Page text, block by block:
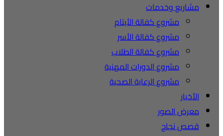
مشاريع وخدمات
مشروع كفالة الأيتام
مشروع كفالة الأسر
مشروع كفالة الطلاب
مشروع الدورات المهنية
مشروع الرعاية الصحية
الأخبار
معرض الصور
قصص نجاح